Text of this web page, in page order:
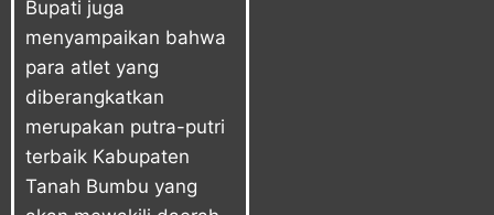
Bupati juga
menyampaikan bahwa
para atlet yang
diberangkatkan
merupakan putra-putri
terbaik Kabupaten
Tanah Bumbu yang